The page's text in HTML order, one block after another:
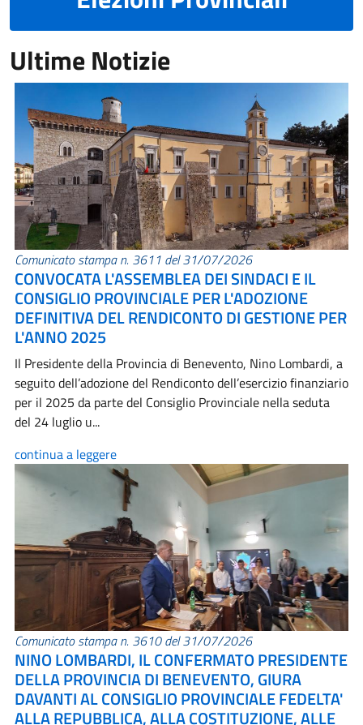
Ultime Notizie
Comunicato stampa n. 3611 del 31/07/2026
CONVOCATA L'ASSEMBLEA DEI SINDACI E IL
CONSIGLIO PROVINCIALE PER L'ADOZIONE
DEFINITIVA DEL RENDICONTO DI GESTIONE PER
L'ANNO 2025
Il Presidente della Provincia di Benevento, Nino Lombardi, a
seguito dell’adozione del Rendiconto dell’esercizio finanziario
per il 2025 da parte del Consiglio Provinciale nella seduta
del 24 luglio u...
continua a leggere
Comunicato stampa n. 3610 del 31/07/2026
NINO LOMBARDI, IL CONFERMATO PRESIDENTE
DELLA PROVINCIA DI BENEVENTO, GIURA
DAVANTI AL CONSIGLIO PROVINCIALE FEDELTA'
ALLA REPUBBLICA, ALLA COSTITUZIONE, ALLE